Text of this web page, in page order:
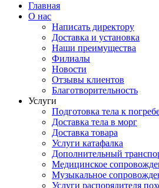
Главная
О нас
Написать директору
Доставка и установка
Наши преимущества
Филиалы
Новости
Отзывы клиентов
Благотворительность
Услуги
Подготовка тела к
Доставка тела в морг
Доставка товара
Услуги катафалка
Дополнительный
Медицинское
Музыкальное
Услуги распорядителя